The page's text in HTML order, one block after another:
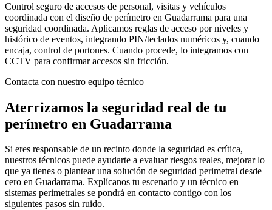
Control seguro de accesos de personal, visitas y vehículos
coordinada con el diseño de perímetro en Guadarrama para una
seguridad coordinada. Aplicamos reglas de acceso por niveles y
histórico de eventos, integrando PIN/teclados numéricos y, cuando
encaja, control de portones. Cuando procede, lo integramos con
CCTV para confirmar accesos sin fricción.
Contacta con nuestro equipo técnico
Aterrizamos la seguridad real de tu
perímetro en Guadarrama
Si eres responsable de un recinto donde la seguridad es crítica,
nuestros técnicos puede ayudarte a evaluar riesgos reales, mejorar lo
que ya tienes o plantear una solución de seguridad perimetral desde
cero en Guadarrama. Explícanos tu escenario y un técnico en
sistemas perimetrales se pondrá en contacto contigo con los
siguientes pasos sin ruido.